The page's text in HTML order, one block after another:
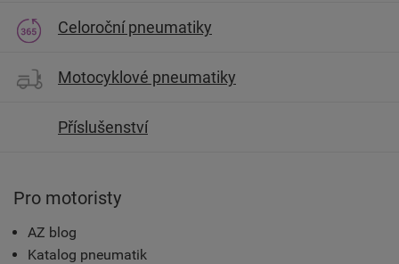
Celoroční pneumatiky
Motocyklové pneumatiky
Příslušenství
Pro motoristy
AZ blog
Katalog pneumatik